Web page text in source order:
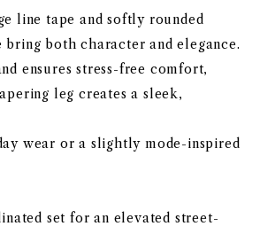
line tape and softly rounded
both character and elegance.
ensures stress-free comfort,
leg creates a sleek,
wear or a slightly mode-inspired
set for an elevated street-